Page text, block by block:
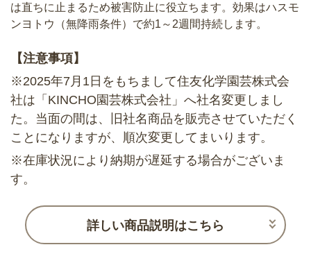
は直ちに止まるため被害防止に役立ちます。効果はハスモ
ンヨトウ（無降雨条件）で約1～2週間持続します。
【注意事項】
※2025年7月1日をもちまして住友化学園芸株式会
社は「KINCHO園芸株式会社」へ社名変更しまし
た。当面の間は、旧社名商品を販売させていただく
ことになりますが、順次変更してまいります。
※在庫状況により納期が遅延する場合がございま
す。
詳しい商品説明はこちら